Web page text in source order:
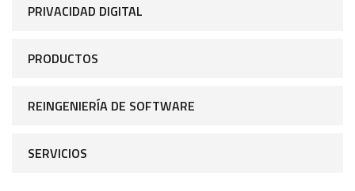
PRIVACIDAD DIGITAL
PRODUCTOS
REINGENIERÍA DE SOFTWARE
SERVICIOS